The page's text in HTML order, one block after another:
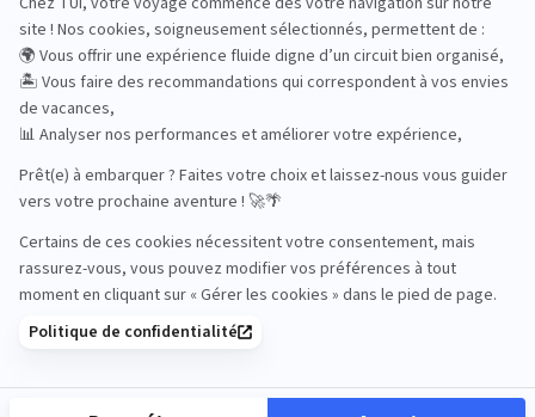
Road Trips
Sénior